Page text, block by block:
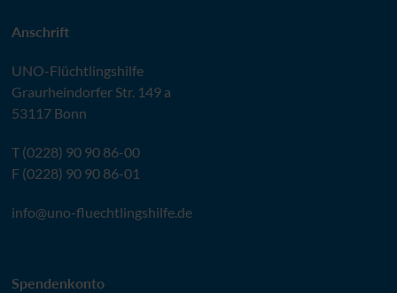
Anschrift
UNO-Flüchtlingshilfe
Graurheindorfer Str. 149 a
53117 Bonn
T (0228) 90 90 86-00
F (0228) 90 90 86-01
info@uno-fluechtlingshilfe.de
Spendenkonto